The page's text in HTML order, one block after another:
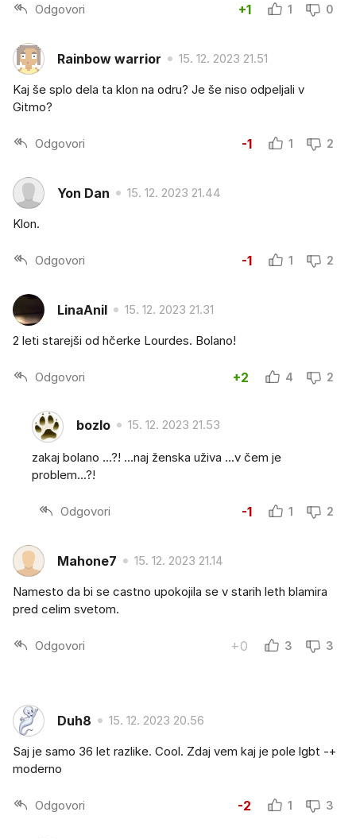
Odgovori +1 1 0
Rainbow warrior 15. 12. 2023 21.51
Kaj še splo dela ta klon na odru? Je še niso odpeljali v
Gitmo?
Odgovori -1 1 2
Yon Dan 15. 12. 2023 21.44
Klon.
Odgovori -1 1 2
LinaAnil 15. 12. 2023 21.31
2 leti starejši od hčerke Lourdes. Bolano!
Odgovori +2 4 2
bozlo 15. 12. 2023 21.53
zakaj bolano ...?! ...naj ženska uživa ...v čem je
problem...?!
Odgovori -1 1 2
Mahone7 15. 12. 2023 21.14
Namesto da bi se castno upokojila se v starih leth blamira
pred celim svetom.
Odgovori +0 3 3
Duh8 15. 12. 2023 20.56
Saj je samo 36 let razlike. Cool. Zdaj vem kaj je pole lgbt -+
moderno
Odgovori -2 1 3